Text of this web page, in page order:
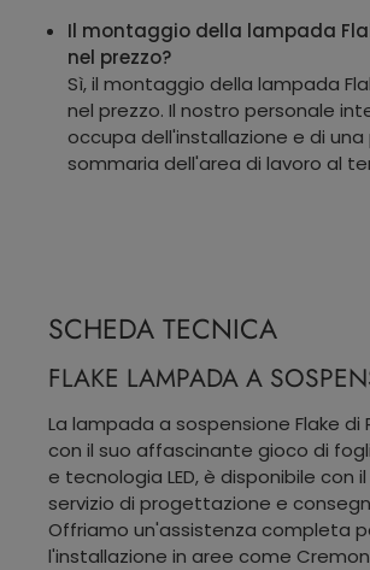
Il montaggio della lampada
nel prezzo?
Sì, il montaggio della lampada
nel prezzo. Il nostro personale
occupa dell'installazione e di una
sommaria dell'area di lavoro al
SCHEDA TECNICA
FLAKE LAMPADA A
La lampada a sospensione Flake di
con il suo affascinante gioco di
e tecnologia LED, è disponibile con
servizio di progettazione e
Offriamo un'assistenza completa
l'installazione in aree come